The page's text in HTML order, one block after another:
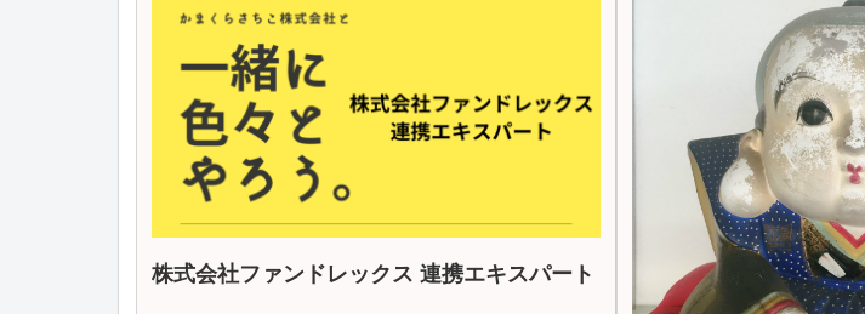
株式会社ファンドレックス 連携エキスパート